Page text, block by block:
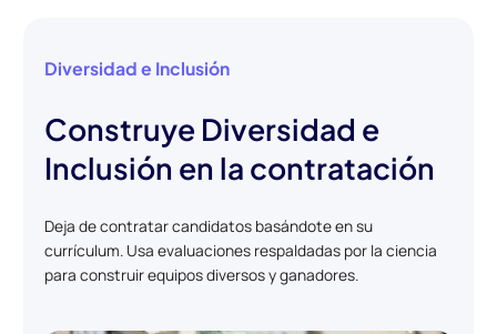
Diversidad e Inclusión
Construye Diversidad e
Inclusión en la contratación
Deja de contratar candidatos basándote en su
currículum. Usa evaluaciones respaldadas por la ciencia
para construir equipos diversos y ganadores.